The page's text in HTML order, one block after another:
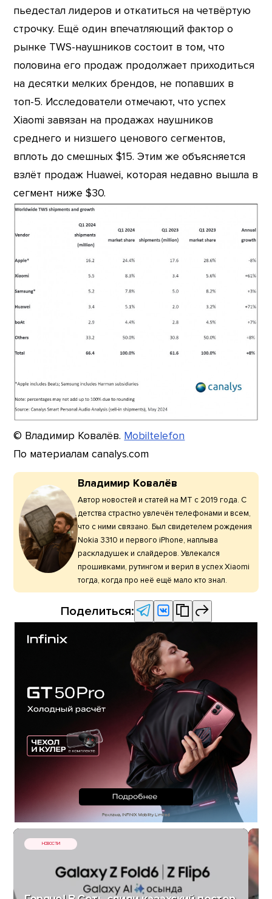
пьедестал лидеров и откатиться на четвёртую
строчку. Ещё один впечатляющий фактор о
рынке TWS-наушников состоит в том, что
половина его продаж продолжает приходиться
на десятки мелких брендов, не попавших в
топ-5. Исследователи отмечают, что успех
Xiaomi завязан на продажах наушников
среднего и низшего ценового сегментов,
вплоть до смешных $15. Этим же объясняется
взлёт продаж Huawei, которая недавно вышла в
сегмент ниже $30.
© Владимир Ковалёв. Mobiltelefon
По материалам canalys.com
Владимир Ковалёв
Автор новостей и статей на МТ с 2019 года. С
детства страстно увлечён телефонами и всем,
что с ними связано. Был свидетелем рождения
Nokia 3310 и первого iPhone, наплыва
раскладушек и слайдеров. Увлекался
прошивками, рутингом и верил в успех Xiaomi
тогда, когда про неё ещё мало кто знал.
Поделиться:
НОВОСТИ